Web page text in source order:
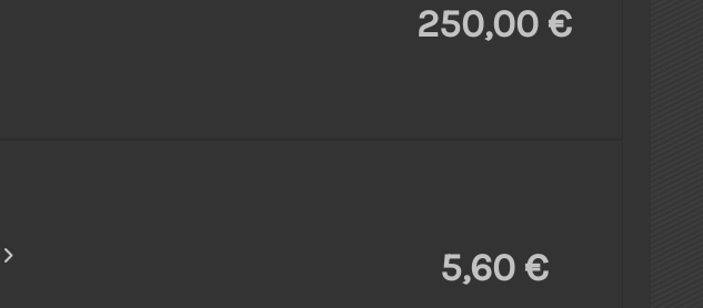
250,00 €
5,60 €